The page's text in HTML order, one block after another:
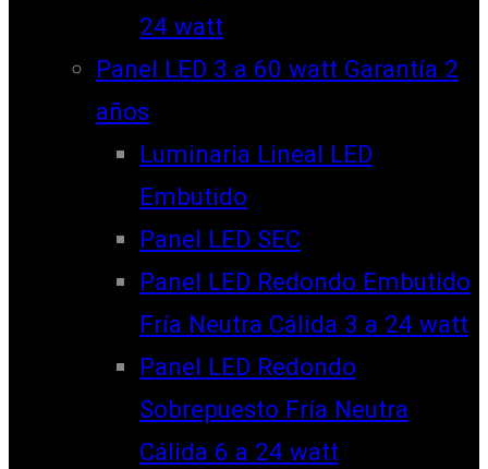
24 watt
Panel LED 3 a 60 watt Garantía 2
años
Luminaria Lineal LED
Embutido
Panel LED SEC
Panel LED Redondo Embutido
Fría Neutra Cálida 3 a 24 watt
Panel LED Redondo
Sobrepuesto Fría Neutra
Cálida 6 a 24 watt